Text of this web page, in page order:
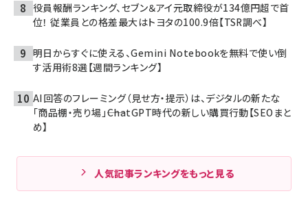
役員報酬ランキング、セブン＆アイ元取締役が134億円超で首
位！ 従業員との格差最大はトヨタの100.9倍【TSR調べ】
明日からすぐに使える、Gemini Notebookを無料で使い倒
す活用術8選【週間ランキング】
AI回答のフレーミング（見せ方・提示）は、デジタルの新たな
「商品棚・売り場」――ChatGPT時代の新しい購買行動【SEOまと
め】
人気記事ランキングをもっと見る